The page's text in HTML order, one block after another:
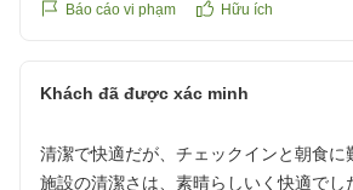
Báo cáo vi phạm Hữu ích
Khách đã được xác minh
清潔で快適だが、チェックインと朝食に
施設の清潔さは、素晴らしいく快適でし